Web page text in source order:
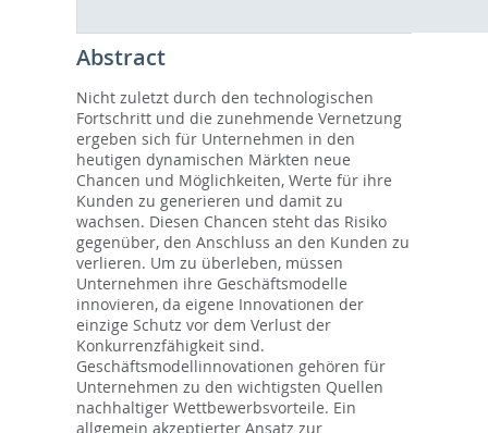
Abstract
Nicht zuletzt durch den technologischen
Fortschritt und die zunehmende Vernetzung
ergeben sich für Unternehmen in den
heutigen dynamischen Märkten neue
Chancen und Möglichkeiten, Werte für ihre
Kunden zu generieren und damit zu
wachsen. Diesen Chancen steht das Risiko
gegenüber, den Anschluss an den Kunden zu
verlieren. Um zu überleben, müssen
Unternehmen ihre Geschäftsmodelle
innovieren, da eigene Innovationen der
einzige Schutz vor dem Verlust der
Konkurrenzfähigkeit sind.
Geschäftsmodellinnovationen gehören für
Unternehmen zu den wichtigsten Quellen
nachhaltiger Wettbewerbsvorteile. Ein
allgemein akzeptierter Ansatz zur